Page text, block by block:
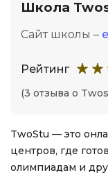
Школа
Сайт школы –
Рейтинг
(3 отзыва о
TwoStu — это
центров, где
олимпиадам и